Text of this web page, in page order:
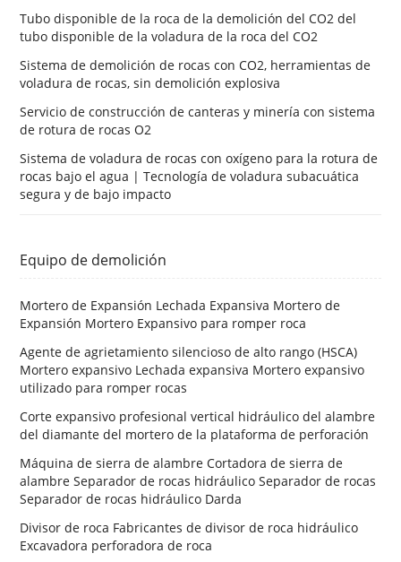
Tubo disponible de la roca de la demolición del CO2 del
tubo disponible de la voladura de la roca del CO2
Sistema de demolición de rocas con CO2, herramientas de
voladura de rocas, sin demolición explosiva
Servicio de construcción de canteras y minería con sistema
de rotura de rocas O2
Sistema de voladura de rocas con oxígeno para la rotura de
rocas bajo el agua | Tecnología de voladura subacuática
segura y de bajo impacto
Equipo de demolición
Mortero de Expansión Lechada Expansiva Mortero de
Expansión Mortero Expansivo para romper roca
Agente de agrietamiento silencioso de alto rango (HSCA)
Mortero expansivo Lechada expansiva Mortero expansivo
utilizado para romper rocas
Corte expansivo profesional vertical hidráulico del alambre
del diamante del mortero de la plataforma de perforación
Máquina de sierra de alambre Cortadora de sierra de
alambre Separador de rocas hidráulico Separador de rocas
Separador de rocas hidráulico Darda
Divisor de roca Fabricantes de divisor de roca hidráulico
Excavadora perforadora de roca